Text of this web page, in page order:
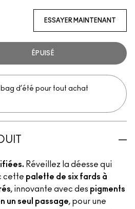
ESSAYER MAINTENANT
ÉPUISÉ
d’été pour tout achat
Réveillez la déesse qui
cette palette de six fards à
, innovante avec des pigments
un seul passage, pour une